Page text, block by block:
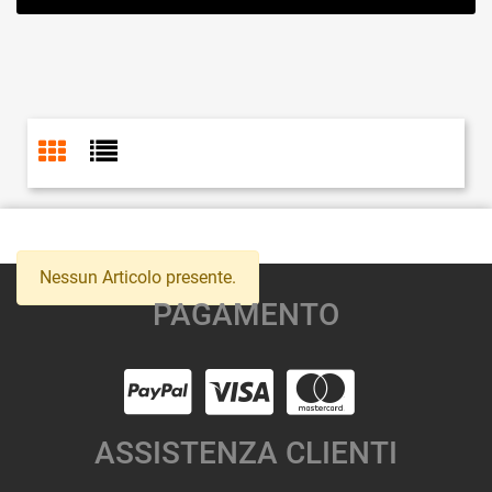
Nessun Articolo presente.
PAGAMENTO
ASSISTENZA CLIENTI